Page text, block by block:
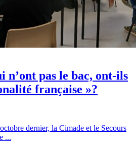
n’ont pas le bac, ont-ils
française »?
dernier, la Cimade et le Secours
...